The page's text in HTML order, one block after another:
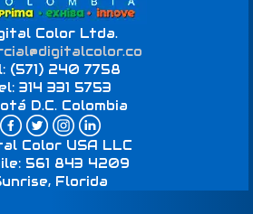
Color Ltda.
(571) 240 7758
314 331 5753
D.C. Colombia
Color USA LLC
561 843 4209
Florida